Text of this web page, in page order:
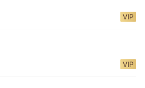
VIP
VIP